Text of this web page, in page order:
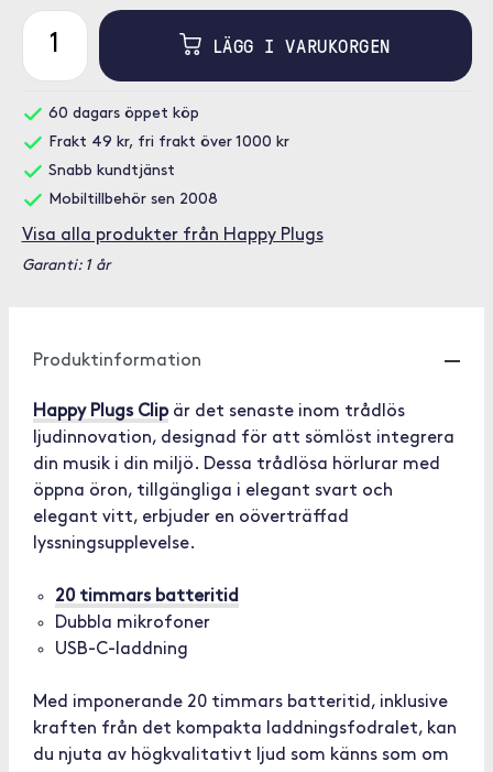
LÄGG I VARUKORGEN
60 dagars öppet köp
Frakt 49 kr, fri frakt över 1000 kr
Snabb kundtjänst
Mobiltillbehör sen 2008
Visa alla produkter från Happy Plugs
Garanti: 1 år
Produktinformation
Happy Plugs Clipär det senaste inom trådlös
ljudinnovation, designad för att sömlöst integrera
din musik i din miljö. Dessa trådlösa hörlurar med
öppna öron, tillgängliga i elegant svart och
elegant vitt, erbjuder en oöverträffad
lyssningsupplevelse.
20 timmars batteritid
Dubbla mikrofoner
USB-C-laddning
Med imponerande 20 timmars batteritid, inklusive
kraften från det kompakta laddningsfodralet, kan
du njuta av högkvalitativt ljud som känns som om